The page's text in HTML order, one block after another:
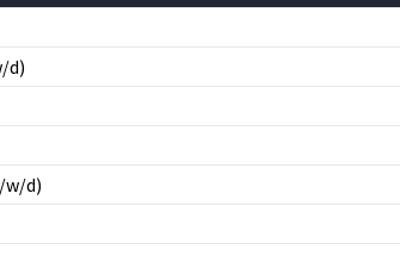
d)
w/d)